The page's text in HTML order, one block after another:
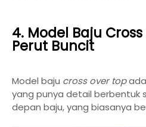
4. Model Baju
Perut Buncit
Model baju cross over top
yang punya detail berbentuk
depan baju, yang biasanya